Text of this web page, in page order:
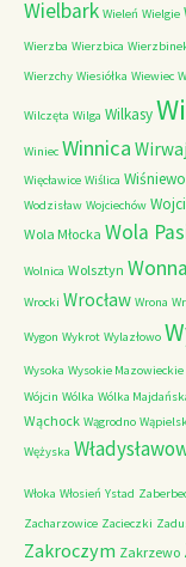
Wielbark Wieleń Wielgie
Wierzba Wierzbica
Wierzchy Wiesiółka Wiewiec
Wilczęta Wilga Wilkasy
Winiec Winnica
Więcławice Wiślica Wiśniewo
Wodzisław Wojciechów
Wola Młocka Wola
Wolnica Wolsztyn Wonna
Wrocki Wrocław Wrona
Wygon Wykrot Wylazłowo
Wysoka Wysokie Mazowieckie
Wójcin Wólka Wólka
Wąchock Wągrodno
Wężyska
Włoka Włosień Ystad
Zacharzowice Zacieczki
Zakroczym Zakrzewo